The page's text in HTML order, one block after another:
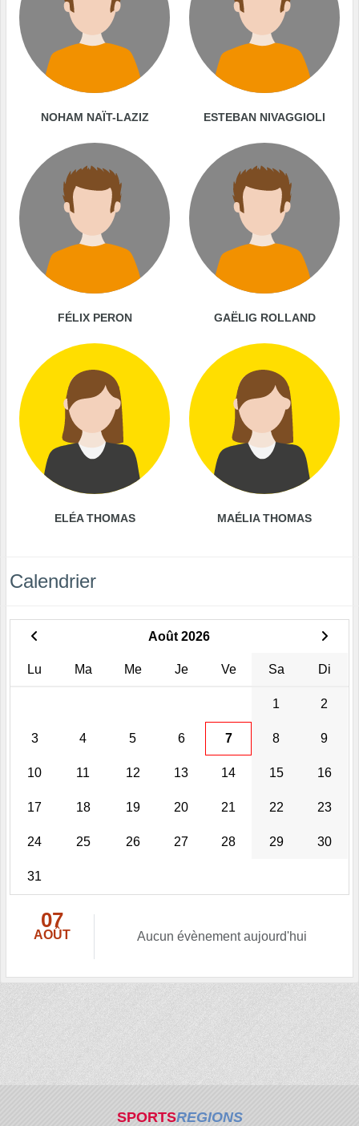
NOHAM NAÏT-LAZIZ ESTEBAN NIVAGGIOLI
FÉLIX PERON GAËLIG ROLLAND
ELÉA THOMAS MAÉLIA THOMAS
Calendrier
Août 2026
Lu Ma Me Je Ve Sa Di
1 2
3 4 5 6 7 8 9
10 11 12 13 14 15 16
17 18 19 20 21 22 23
24 25 26 27 28 29 30
31
07
AOÛT Aucun évènement aujourd'hui
SPORTSREGIONS